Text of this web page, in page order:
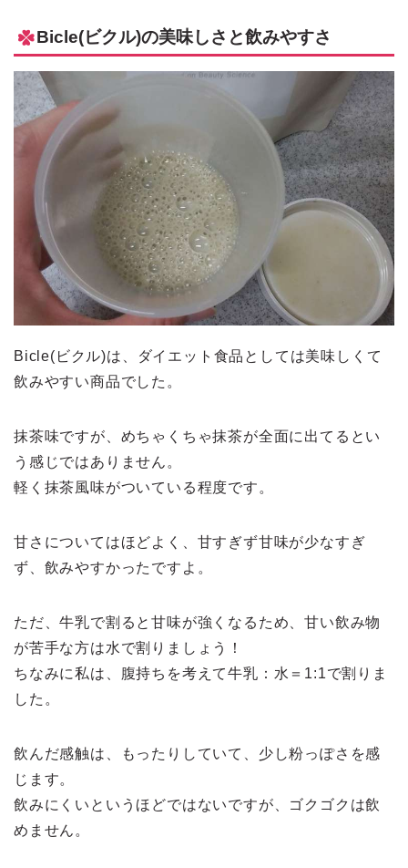
Bicle(ビクル)の美味しさと飲みやすさ
Bicle(ビクル)は、ダイエット食品としては美味しくて
飲みやすい商品でした。
抹茶味ですが、めちゃくちゃ抹茶が全面に出てるとい
う感じではありません。
軽く抹茶風味がついている程度です。
甘さについてはほどよく、甘すぎず甘味が少なすぎ
ず、飲みやすかったですよ。
ただ、牛乳で割ると甘味が強くなるため、甘い飲み物
が苦手な方は水で割りましょう！
ちなみに私は、腹持ちを考えて牛乳：水＝1:1で割りま
した。
飲んだ感触は、もったりしていて、少し粉っぽさを感
じます。
飲みにくいというほどではないですが、ゴクゴクは飲
めません。